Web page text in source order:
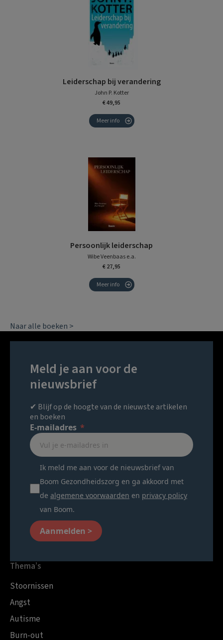
Leiderschap bij verandering
John P. Kotter
€ 49,95
Meer info
Persoonlijk leiderschap
Wibe Veenbaas e.a.
€ 27,95
Meer info
Naar alle boeken >
Meld je aan voor de
nieuwsbrief
✔ Blijf op de hoogte van de nieuwste artikelen
en boeken
E-mailadres
Ik meld me aan voor de nieuwsbrief van
Boom Gezondheidszorg en ga akkoord met
de algemene voorwaarden en privacy policy
van Boom.
Aanmelden >
Thema’s
Stoornissen
Angst
Autisme
Burn-out